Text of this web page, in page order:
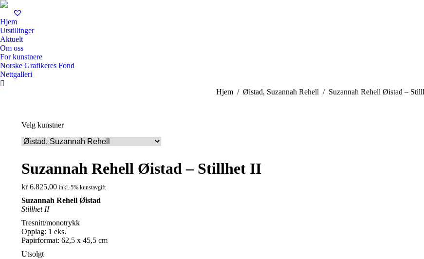
Hjem
Utstillinger
Aktuelt
Om oss
For kunstnere
Norske Grafikeres Fond
Nettgalleri
Search:
You are here:
Hjem Øistad, Suzannah Rehell Suzannah Rehell Øistad –
Velg kunstner
Suzannah Rehell Øistad – Stillhet II
kr6.825,00 inkl. 5% kunstavgift
Suzannah Rehell Øistad
Stillhet II
Tresnitt/monotrykk
Opplag: 1 eks.
Papirformat: 62,5 x 45,5 cm
Utsolgt